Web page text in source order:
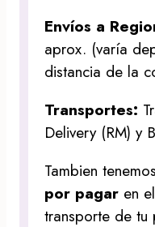
Envíos a
aprox. (varía
distancia de la
Transportes:
Delivery (RM) y
Tambien
por pagar en
transporte de tu